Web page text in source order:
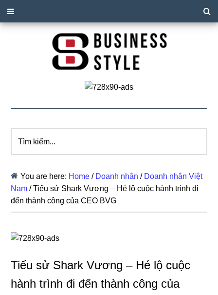
kiếm...
You are here: Home / Doanh nhân / Doanh nhân Việt
Nam /Tiểu sử Shark Vương – Hé lộ cuộc hành trình đi
đến thành công của CEO BVG
Tiểu sử Shark Vương – Hé lộ cuộc
hành trình đi đến thành công của